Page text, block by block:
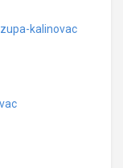
kalinovac